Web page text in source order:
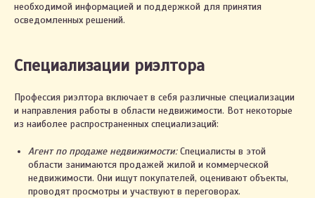
необходимой информацией и поддержкой для принятия
осведомленных решений.
Специализации риэлтора
Профессия риэлтора включает в себя различные специализации
и направления работы в области недвижимости. Вот некоторые
из наиболее распространенных специализаций:
Агент по продаже недвижимости:Специалисты в этой
области занимаются продажей жилой и коммерческой
недвижимости. Они ищут покупателей, оценивают объекты,
проводят просмотры и участвуют в переговорах.